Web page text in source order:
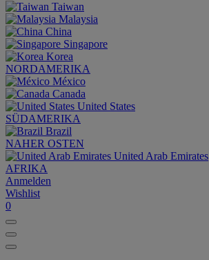
Taiwan
Malaysia
China
Singapore
Korea
NORDAMERIKA
México
Canada
United States
SÜDAMERIKA
Brazil
NAHER OSTEN
United Arab Emirates
AFRIKA
Anmelden
Wishlist
0